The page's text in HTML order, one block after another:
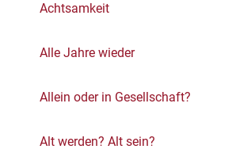
Achtsamkeit
Alle Jahre wieder
Allein oder in Gesellschaft?
Alt werden? Alt sein?